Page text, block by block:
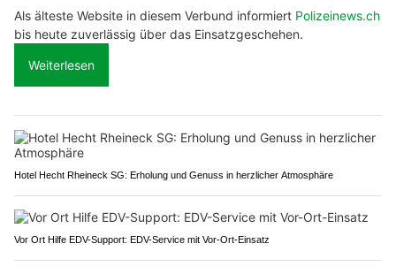
Als älteste Website in diesem Verbund informiert Polizeinews.ch
bis heute zuverlässig über das Einsatzgeschehen.
Weiterlesen
Hotel Hecht Rheineck SG: Erholung und Genuss in herzlicher Atmosphäre
Vor Ort Hilfe EDV-Support: EDV-Service mit Vor-Ort-Einsatz